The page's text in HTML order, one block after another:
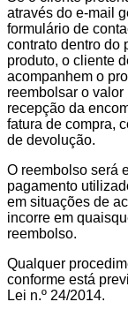
através do e-mail
formulário de
contrato dentro do
produto, o cliente
acompanhem o
reembolsar o
recepção da
fatura de compra,
de devolução.
O reembolso será
pagamento
em situações de
incorre em
reembolso.
Qualquer
conforme está
Lei n.º 24/2014.